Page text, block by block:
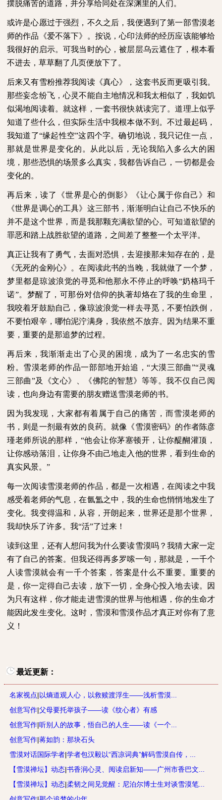
摆脱痛苦的道路，并分享给同处在深渊里的人们。
或许是心愿过于强烈，不久之后，我便遇到了第一部雪漠老
师的作品《爱不落下》。按说，心印法师的经历应该能够给
我很好的启示。可我当时的心，被层层乌云遮住了，根本看
不进去，草草翻了几页便放下了。
后来又有雪粉推荐我阅读《真心》，这套书反而更吸引我。
那些妄念纷飞，心灵不能自主地情况和我太相似了，我如饥
似渴地阅读着。就这样，一套书很快就读完了。道理上似乎
知道了些什么，但实际生活中我根本做不到。不过最起码，
我知道了“缘起性空”这四个字。确切地说，我只记住一点，
那就是世界是变化的。从此以后，无论我陷入多么大的困
境，那些恐惧的场景多么真实，我都告诉自己，一切都是会
变化的。
再后来，读了《世界是心的倒影》《让心属于你自己》和
《世界是调心的工具》这三部书，渐渐明白让自己不快乐的
并不是这个世界，而是我那颗充满欲望的心。可知道欲望的
罪恶和踏上战胜欲望的道路，之间差了整整一个太平洋。
真正让我有了勇气，去面对恐惧，去迎接那未知存在的，是
《无死的金刚心》。在阅读此书的当晚，我就做了一个梦，
梦里都是琼波浪觉的寻觅和他那永不停止的呼唤“奶格玛千
诺”。梦醒了，可那份对信仰的执著却烙在了我的生命里，
我咬着牙鼓励自己，像琼波浪觉一样去寻觅，不要怕跌倒，
不要怕艰辛，哪怕泥泞满身，我依然不放弃。因为结果不重
要，重要的是那追梦的过程。
再后来，我渐渐走出了心灵的困境，成为了一名忠实的雪
粉。雪漠老师的作品一部部地开始追，“大漠三部曲”“灵魂
三部曲”及《文心》、《佛陀的智慧》等等。我不仅自己阅
读，也向身边有需要的朋友赠送雪漠老师的书。
因为我发现，大家都有着属于自己的痛苦，而雪漠老师的
书，则是一剂最有效的良药。就像《雪漠密码》的作者陈彦
瑾老师所说的那样，“他会让你茅塞顿开，让你醍醐灌顶，
让你感动落泪，让你身不由己地走入他的世界，看到生命的
真实风景。”
每一次阅读雪漠老师的作品，都是一次相遇，在阅读之中我
感受着老师的气息，在氤氲之中，我的生命也悄悄地发生了
变化。我变得温和，从容，开朗起来，世界还是那个世界，
我却快乐了许多。我“活”了过来！
读到这里，还有人想问我为什么要读雪漠吗？我猜大家一定
有了自己的答案。但我还得再多罗嗦一句，那就是，一千个
人读雪漠就会有一千个答案，答案是什么不重要。重要的
是，你一定得自己去读，放下一切，全身心投入地去读。因
为只有这样，你才能走进雪漠的世界与他相遇，你的生命才
能因此发生变化。这时，雪漠和雪漠作品才真正对你有了意
义！
最近更新：
名家视点|以熵道观人心，以救赎渡浮生——浅析雪漠...
创意写作|父母要托举孩子——读《纹心者》有感
创意写作|听别人的故事，悟自己的人生——读《一个...
创意写作|蒋如韵：那块石头
雪漠对话国际学者|学者包汉毅以“西凉词典”解码雪漠自传，...
【雪漠禅坛】动态|书香润心灵、阅读启新知——广州市香巴文...
【雪漠禅坛】动态|柔韧之间见觉醒：尼泊尔博士生对谈雪漠笔...